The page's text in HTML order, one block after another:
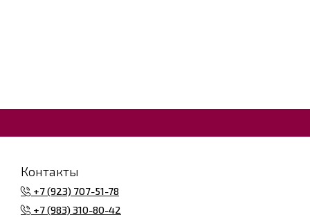
Контакты
+7 (923) 707-51-78
+7 (983) 310-80-42